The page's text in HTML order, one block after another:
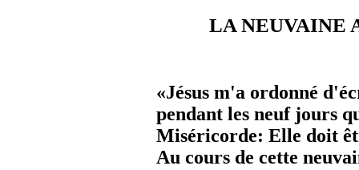
LA NEUVAINE A
«Jésus m'a ordonné
pendant les neuf jours
Miséricorde: Elle doit
Au cours de cette